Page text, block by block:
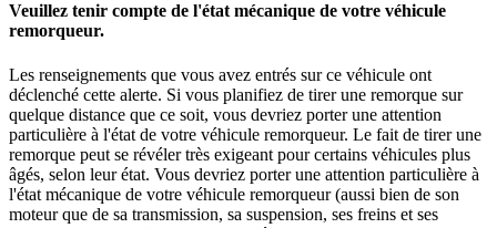
Veuillez tenir compte de l'état mécanique de votre véhicule
remorqueur.
Les renseignements que vous avez entrés sur ce véhicule ont
déclenché cette alerte. Si vous planifiez de tirer une remorque sur
quelque distance que ce soit, vous devriez porter une attention
particulière à l'état de votre véhicule remorqueur. Le fait de tirer une
remorque peut se révéler très exigeant pour certains véhicules plus
âgés, selon leur état. Vous devriez porter une attention particulière à
l'état mécanique de votre véhicule remorqueur (aussi bien de son
moteur que de sa transmission, sa suspension, ses freins et ses